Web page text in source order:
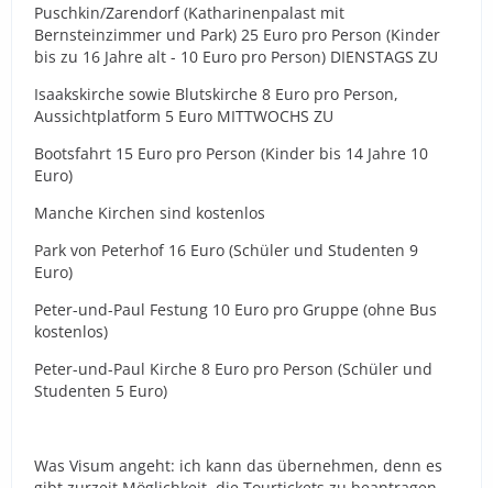
Puschkin/Zarendorf (Katharinenpalast mit
Bernsteinzimmer und Park) 25 Euro pro Person (Kinder
bis zu 16 Jahre alt - 10 Euro pro Person) DIENSTAGS ZU
Isaakskirche sowie Blutskirche 8 Euro pro Person,
Aussichtplatform 5 Euro MITTWOCHS ZU
Bootsfahrt 15 Euro pro Person (Kinder bis 14 Jahre 10
Euro)
Manche Kirchen sind kostenlos
Park von Peterhof 16 Euro (Schüler und Studenten 9
Euro)
Peter-und-Paul Festung 10 Euro pro Gruppe (ohne Bus
kostenlos)
Peter-und-Paul Kirche 8 Euro pro Person (Schüler und
Studenten 5 Euro)
Was Visum angeht: ich kann das übernehmen, denn es